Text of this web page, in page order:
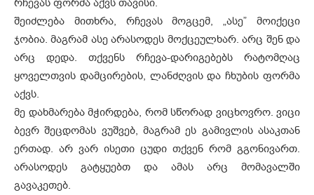
შეიძლება მითხრა, რჩევას მოგცემ, „ასე” მოიქეცი
ჯობია. მაგრამ ასე არასოდეს მოქცეულხარ. არც შენ და
არც დედა. თქვენს რჩევა-დარიგებებს რატომღაც
ყოველთვის დამცირების, ლანძღვის და ჩხუბის ფორმა
აქვს.
მე დახმარება მჭირდება, რომ სწორად ვიცხოვრო. ვიცი
ბევრ შეცდომას ვუშვებ, მაგრამ ეს გამივლის ასაკთან
ერთად. არ ვარ ისეთი ცუდი თქვენ რომ გგონივართ.
არასოდეს გატყუებთ და ამას არც მომავალში
გავაკეთებ.